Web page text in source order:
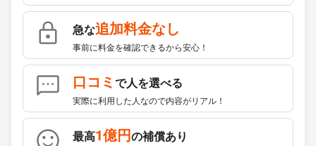
急な追加料金なし
事前に料金を確認できるから安心！
口コミ で人を選べる
実際に利用した人なので内容がリアル！
最高1億円の補償あり